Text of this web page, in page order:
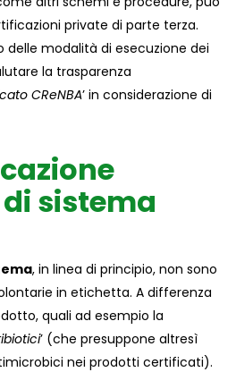
private di parte terza.
delle modalità di esecuzione dei
la trasparenza
CReNBA’ in considerazione di
sistema
, in linea di principio, non sono
in etichetta. A differenza
quali ad esempio la
’ (che presuppone altresì
nei prodotti certificati).